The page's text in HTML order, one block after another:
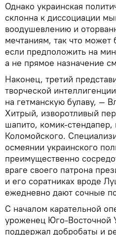
Однако украинская
склонна к диссоциации
воодушевлению и
мечтаниям, так что может
если предположить на
а не прямое назначение
Наконец, третий
творческой
на гетманскую булаву, —
Хитрый, изворотливый
шапито, комик-стендапер,
Коломойского.
осмеянии украинского
преимущественно
враге своего патрона
и его соратниках вроде
ежедневно дают сочные
С началом карательной
уроженец Юго-Восточной
поддержал добробаты и